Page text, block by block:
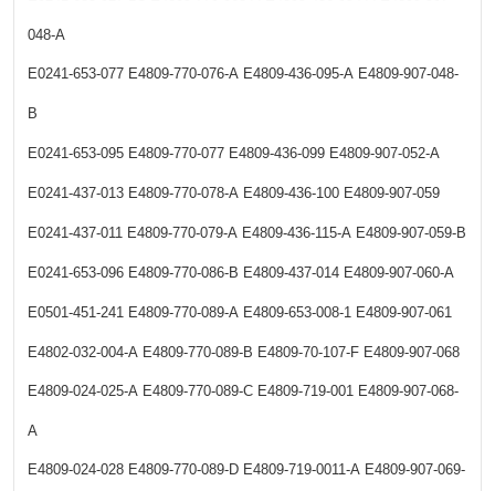
048-A
E0241-653-077 E4809-770-076-A E4809-436-095-A E4809-907-048-
B
E0241-653-095 E4809-770-077 E4809-436-099 E4809-907-052-A
E0241-437-013 E4809-770-078-A E4809-436-100 E4809-907-059
E0241-437-011 E4809-770-079-A E4809-436-115-A E4809-907-059-B
E0241-653-096 E4809-770-086-B E4809-437-014 E4809-907-060-A
E0501-451-241 E4809-770-089-A E4809-653-008-1 E4809-907-061
E4802-032-004-A E4809-770-089-B E4809-70-107-F E4809-907-068
E4809-024-025-A E4809-770-089-C E4809-719-001 E4809-907-068-
A
E4809-024-028 E4809-770-089-D E4809-719-0011-A E4809-907-069-